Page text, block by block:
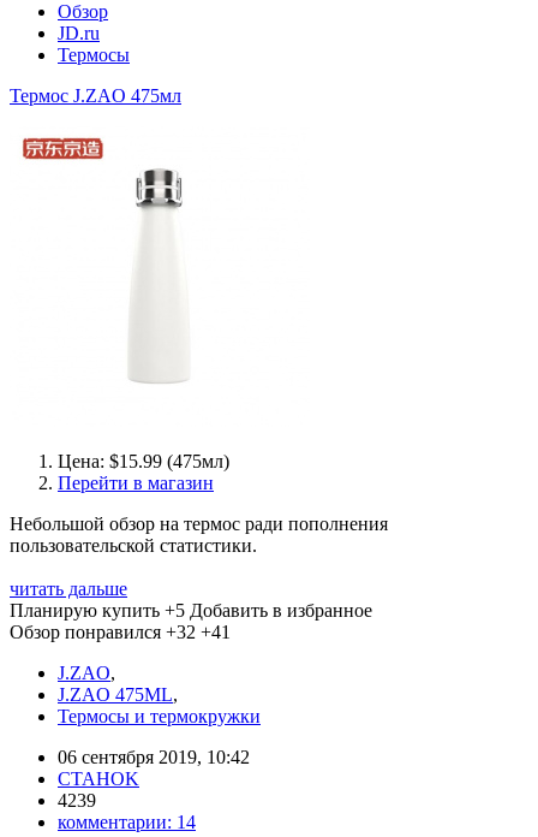
Обзор
JD.ru
Термосы
Термос J.ZAO 475мл
Цена: $15.99 (475мл)
Перейти в магазин
Небольшой обзор на термос ради пополнения
пользовательской статистики.
читать дальше
Планирую купить +5 Добавить в избранное
Обзор понравился +32 +41
J.ZAO,
J.ZAO 475ML,
Термосы и термокружки
06 сентября 2019, 10:42
CTAHOK
4239
комментарии: 14